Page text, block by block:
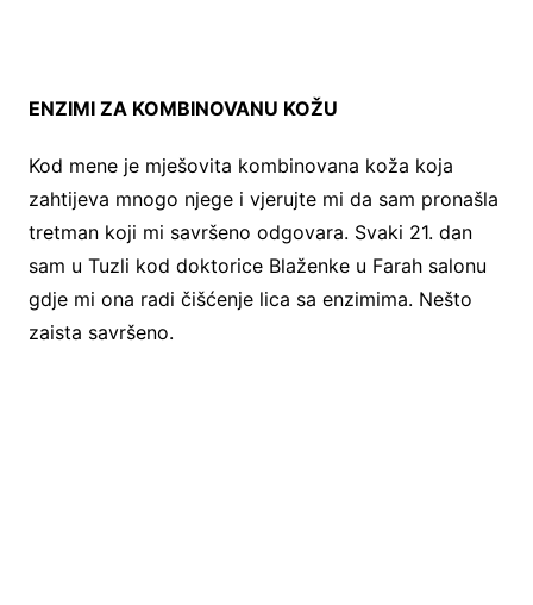
ENZIMI ZA KOMBINOVANU KOŽU
Kod mene je mješovita kombinovana koža koja
zahtijeva mnogo njege i vjerujte mi da sam pronašla
tretman koji mi savršeno odgovara. Svaki 21. dan
sam u Tuzli kod doktorice Blaženke u Farah salonu
gdje mi ona radi čišćenje lica sa enzimima. Nešto
zaista savršeno.